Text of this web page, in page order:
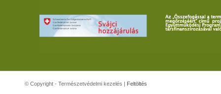
© Copyright - Természetvédelmi kezelés | Feltöltés